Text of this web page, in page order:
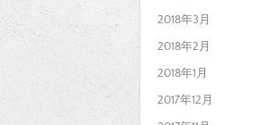
2018年3月
2018年2月
2018年1月
2017年12月